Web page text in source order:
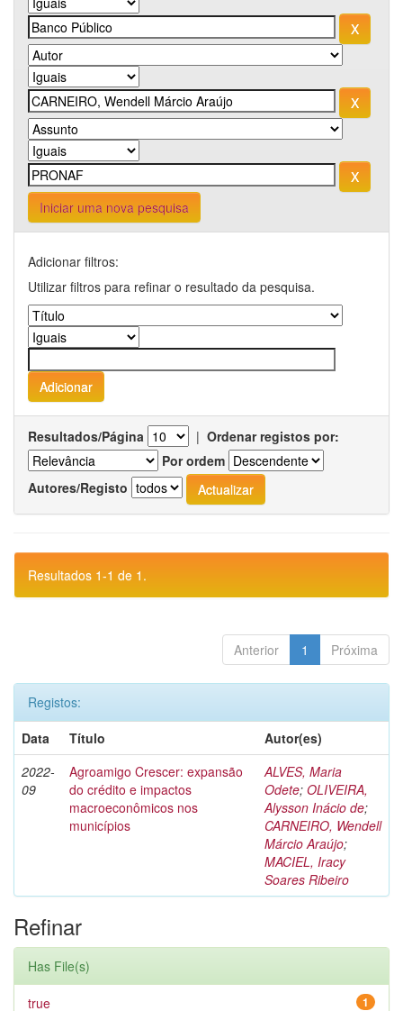
Iniciar uma nova pesquisa
Adicionar filtros:
Utilizar filtros para refinar o resultado da pesquisa.
Resultados/Página | Ordenar registos por:
Por ordem
Autores/Registo
Resultados 1-1 de 1.
Anterior 1 Próxima
Registos:
Data
Título
Autor(es)
2022-
09
Agroamigo Crescer: expansão
do crédito e impactos
macroeconômicos nos
municípios
ALVES, Maria
Odete; OLIVEIRA,
Alysson Inácio de;
CARNEIRO, Wendell
Márcio Araújo;
MACIEL, Iracy
Soares Ribeiro
Refinar
Has File(s)
1
true